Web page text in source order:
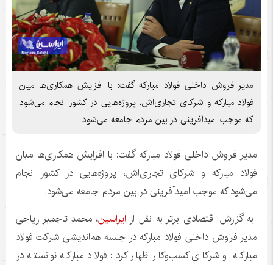
مدیر فروش داخلی فولاد مبارکه گفت: با افزایش همکاری‌ها میان
فولاد مبارکه و شرکای تجاری‌اش، پروژه‌هایی در کشور انجام می‌شود
که موجب امیدآفرینی در بین مردم جامعه می‌شود.
مدیر فروش داخلی فولاد مبارکه گفت: با افزایش همکاری‌ها میان
فولاد مبارکه و شرکای تجاری‌اش، پروژه‌هایی در کشور انجام
می‌شود که موجب امیدآفرینی در بین مردم جامعه می‌شود.
به گزارش اقتصادی برتر به نقل از ایراسین، محمد تاجمیر ریاحی
مدیر فروش داخلی فولاد مبارکه در جلسه هم‌اندیشی شرکت فولاد
مبارکه و شرکای کسب‌وکار اظهار کرد: فولاد مبارکه توانسته در